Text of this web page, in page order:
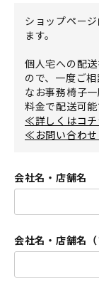
)
ショップペー
ます。
個人宅への配
ので、一度ご相
なお事務椅子
料金で配送可能
≪詳しくはコ
≪お問い合わ
会社名・店舗名
会社名・店舗名（